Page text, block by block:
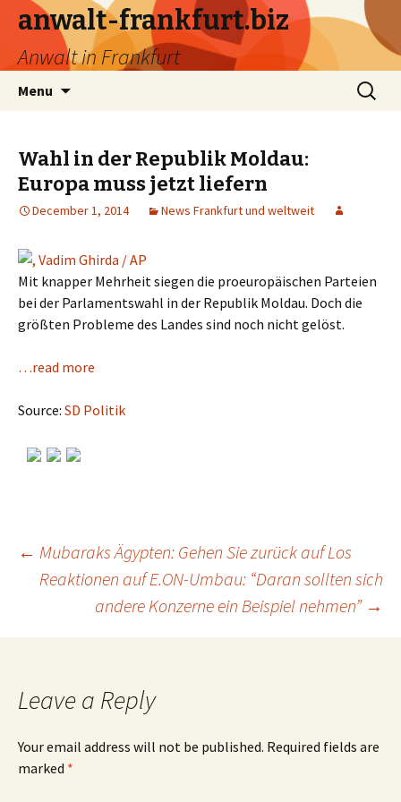
anwalt-frankfurt.biz
Anwalt in Frankfurt
Menu
Search
for:
Wahl in der Republik Moldau:
Europa muss jetzt liefern
December 1, 2014 News Frankfurt und weltweit
Mit knapper Mehrheit siegen die proeuropäischen Parteien
bei der Parlamentswahl in der Republik Moldau. Doch die
größten Probleme des Landes sind noch nicht gelöst.
…read more
Source: SD Politik
Post
navigation
← Mubaraks Ägypten: Gehen Sie zurück auf Los
Reaktionen auf E.ON-Umbau: “Daran sollten sich
andere Konzerne ein Beispiel nehmen” →
Leave a Reply
Your email address will not be published. Required fields are
marked *